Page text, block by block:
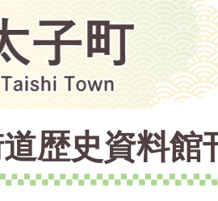
歴史資料館